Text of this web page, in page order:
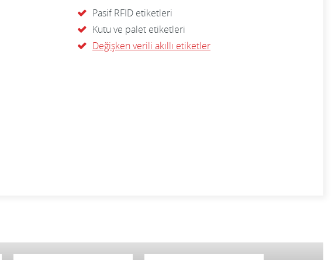
Pasif RFID etiketleri
Kutu ve palet etiketleri
Değişken verili akıllı etiketler